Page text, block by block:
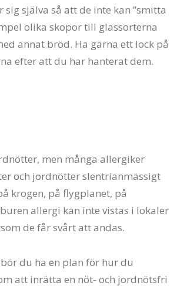
själva så att de inte kan ”smitta
olika skopor till glassorterna
annat bröd. Ha gärna ett lock på
efter att du har hanterat dem.
men många allergiker
och jordnötter slentrianmässigt
krogen, på flygplanet, på
allergi kan inte vistas i lokaler
de får svårt att andas.
du ha en plan för hur du
att inrätta en nöt- och jordnötsfri